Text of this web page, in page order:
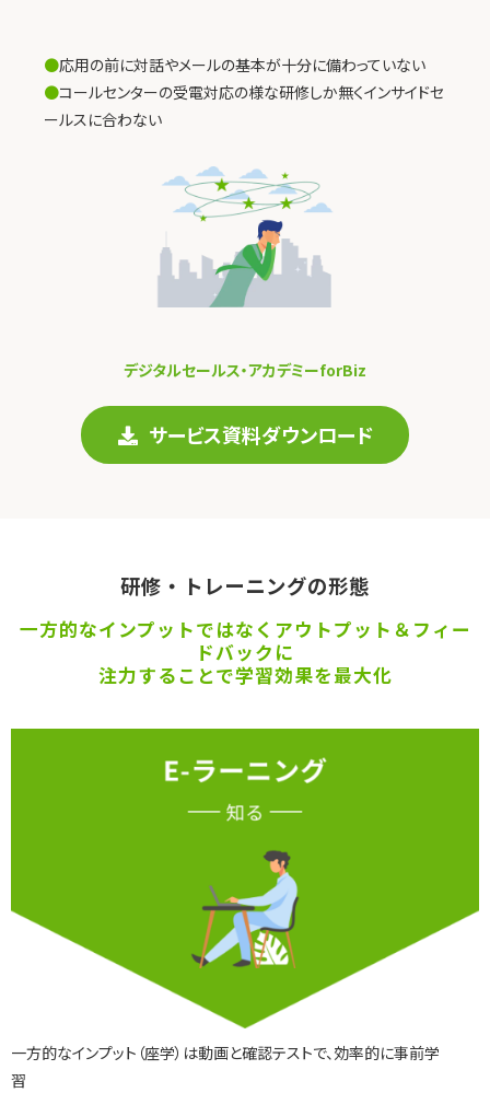
●応用の前に対話やメールの基本が十分に備わっていない
●コールセンターの受電対応の様な研修しか無くインサイドセ
ールスに合わない
デジタルセールス・アカデミーforBiz
サービス資料ダウンロード
研修・トレーニングの形態
一方的なインプットではなくアウトプット＆フィー
ドバックに
注力することで学習効果を最大化
一方的なインプット（座学）は動画と確認テストで、効率的に事前学
習